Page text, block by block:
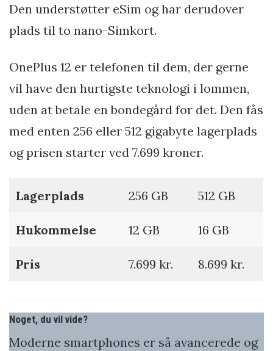
Den understøtter eSim og har derudover
plads til to nano-Simkort.
OnePlus 12 er telefonen til dem, der gerne
vil have den hurtigste teknologi i lommen,
uden at betale en bondegård for det. Den fås
med enten 256 eller 512 gigabyte lagerplads
og prisen starter ved 7.699 kroner.
Lagerplads 256 GB 512 GB
Hukommelse 12 GB 16 GB
Pris 7.699 kr. 8.699 kr.
Noget, du vil vide?
Moderne smartphones er så avancerede og